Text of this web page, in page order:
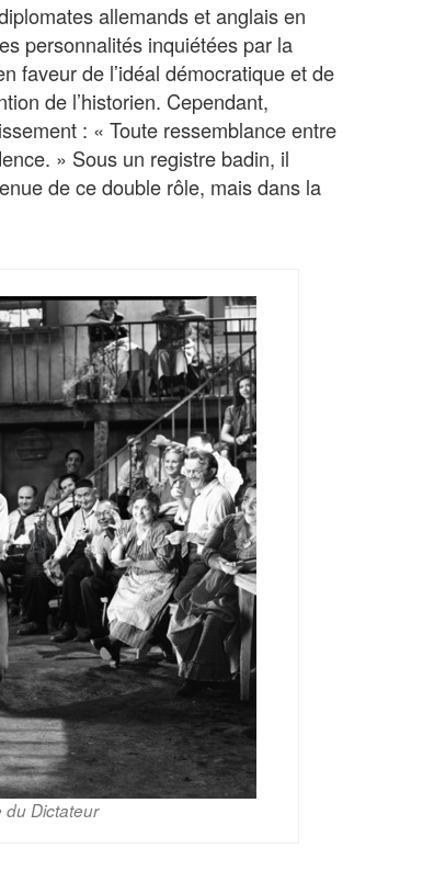
allemands et anglais en
personnalités inquiétées par la
faveur de l’idéal démocratique et de
de l’historien. Cependant,
: « Toute ressemblance entre
» Sous un registre badin, il
de ce double rôle, mais dans la
du Dictateur